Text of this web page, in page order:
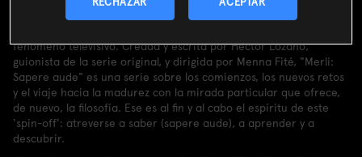
Pujalte ("7 vidas", "Vamos Juan") protagonizan el 'spin-off' de
fenómeno televisivo. Creada y escrita por Héctor Lozano,
guionista de la serie original, y dirigida por Menna Fité, "Merlí:
Sapere aude" es una serie sobre los comienzos, los nuevos retos
y el viaje hacia la madurez con la mirada particular que ofrece,
de nuevo, la filosofía. Ese es al fin y al cabo el espíritu de este
'spin-off': atreverse a saber (sapere aude), a aprender y a
descubrir.